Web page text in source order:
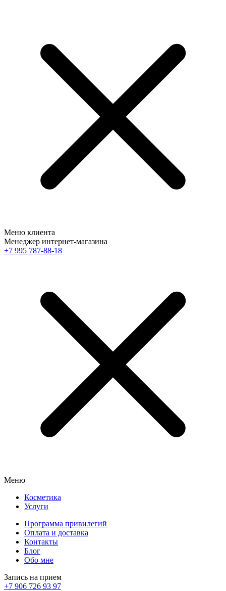
Меню клиента
Менеджер интернет-магазина
+7 995 787-88-18
Меню
Косметика
Услуги
Программа привилегий
Оплата и доставка
Контакты
Блог
Обо мне
Запись на прием
+7 906 726 93 97